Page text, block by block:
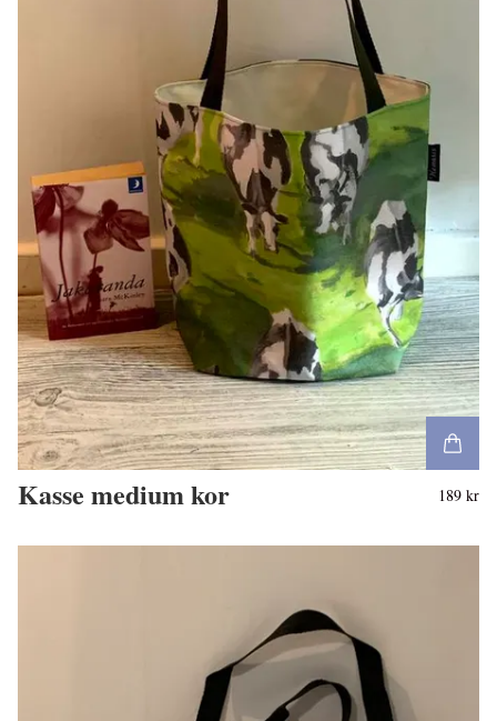
Kasse medium kor 189 kr